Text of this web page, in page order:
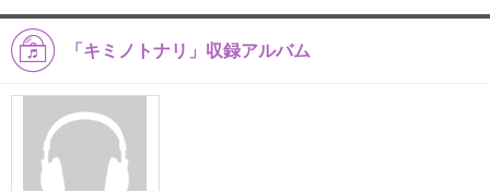
「キミノトナリ」収録アルバム